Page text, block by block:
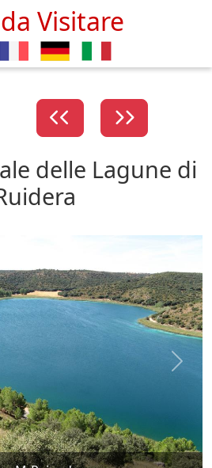
Visitare
delle Lagune di